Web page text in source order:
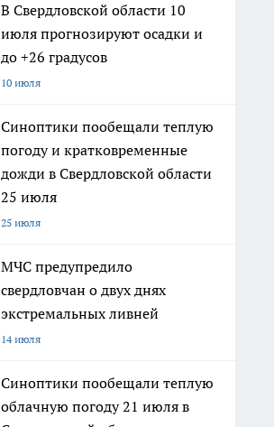
В Свердловской области 10
июля прогнозируют осадки и
до +26 градусов
10 июля
Синоптики пообещали теплую
погоду и кратковременные
дожди в Свердловской области
25 июля
25 июля
МЧС предупредило
свердловчан о двух днях
экстремальных ливней
14 июля
Синоптики пообещали теплую
облачную погоду 21 июля в